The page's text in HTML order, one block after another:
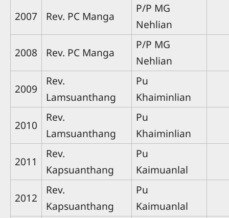
2007 Rev. PC Manga
P/P MG
Nehlian
2008 Rev. PC Manga
P/P MG
Nehlian
2009
Rev.
Lamsuanthang
Pu
Khaiminlian
2010
Rev.
Lamsuanthang
Pu
Khaiminlian
2011
Rev.
Kapsuanthang
Pu
Kaimuanlal
2012
Rev.
Kapsuanthang
Pu
Kaimuanlal